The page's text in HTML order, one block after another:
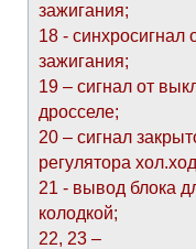
зажигания;
18 - синхросигнал
зажигания;
19 – сигнал от
дросселе;
20 – сигнал
регулятора
21 - вывод блока
колодкой;
22, 23 –